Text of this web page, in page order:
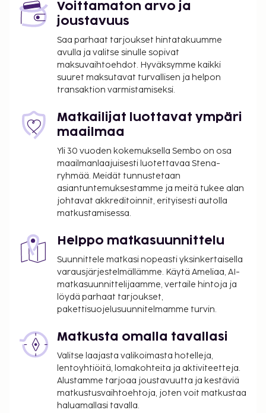
Voittamaton arvo ja
joustavuus
Saa parhaat tarjoukset hintatakuumme
avulla ja valitse sinulle sopivat
maksuvaihtoehdot. Hyväksymme kaikki
suuret maksutavat turvallisen ja helpon
transaktion varmistamiseksi.
Matkailijat luottavat ympäri
maailmaa
Yli 30 vuoden kokemuksella Sembo on osa
maailmanlaajuisesti luotettavaa Stena-
ryhmää. Meidät tunnustetaan
asiantuntemuksestamme ja meitä tukee alan
johtavat akkreditoinnit, erityisesti autolla
matkustamisessa.
Helppo matkasuunnittelu
Suunnittele matkasi nopeasti yksinkertaisella
varausjärjestelmällämme. Käytä Ameliaa, AI-
matkasuunnittelijaamme, vertaile hintoja ja
löydä parhaat tarjoukset,
pakettisuojelusuunnitelmamme turvin.
Matkusta omalla tavallasi
Valitse laajasta valikoimasta hotelleja,
lentoyhtiöitä, lomakohteita ja aktiviteetteja.
Alustamme tarjoaa joustavuutta ja kestäviä
matkustusvaihtoehtoja, joten voit matkustaa
haluamallasi tavalla.